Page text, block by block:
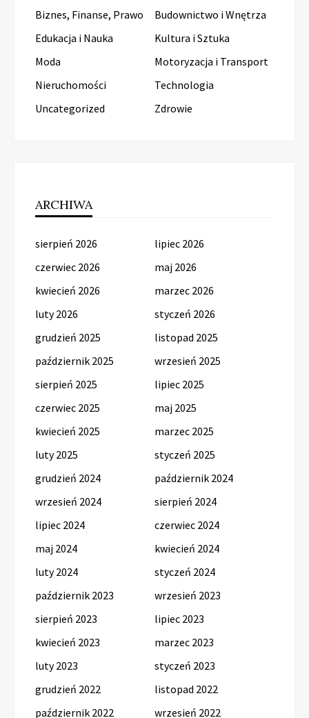
Biznes, Finanse, Prawo
Budownictwo i Wnętrza
Edukacja i Nauka
Kultura i Sztuka
Moda
Motoryzacja i Transport
Nieruchomości
Technologia
Uncategorized
Zdrowie
ARCHIWA
sierpień 2026
lipiec 2026
czerwiec 2026
maj 2026
kwiecień 2026
marzec 2026
luty 2026
styczeń 2026
grudzień 2025
listopad 2025
październik 2025
wrzesień 2025
sierpień 2025
lipiec 2025
czerwiec 2025
maj 2025
kwiecień 2025
marzec 2025
luty 2025
styczeń 2025
grudzień 2024
październik 2024
wrzesień 2024
sierpień 2024
lipiec 2024
czerwiec 2024
maj 2024
kwiecień 2024
luty 2024
styczeń 2024
październik 2023
wrzesień 2023
sierpień 2023
lipiec 2023
kwiecień 2023
marzec 2023
luty 2023
styczeń 2023
grudzień 2022
listopad 2022
październik 2022
wrzesień 2022